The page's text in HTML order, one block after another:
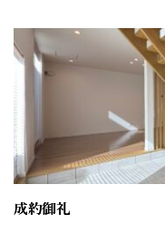
成約御礼